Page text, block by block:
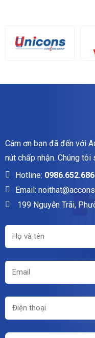
Cám ơn bạn đã đến với
nút chấp nhận. Chúng
Hotline: 0986.652.686
Email:
199 Nguyễn Trãi,